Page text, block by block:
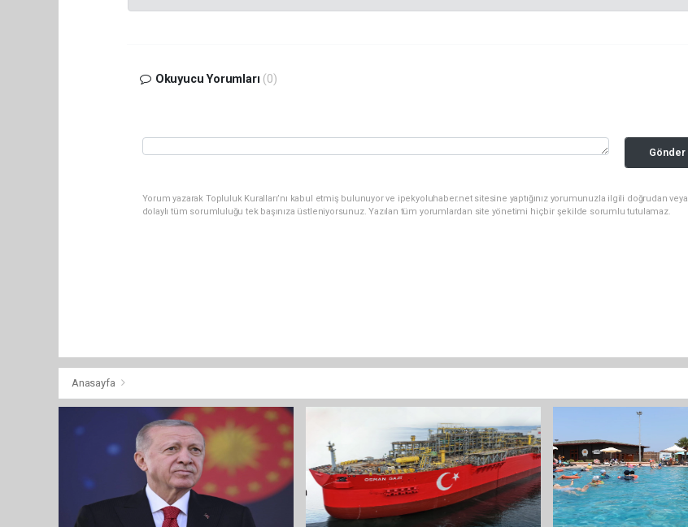
Okuyucu Yorumları (0)
Gönder
Yorum yazarak Topluluk Kuralları’nı kabul etmiş bulunuyor ve ipekyoluhaber.net sitesine yaptığınız yorumunuzla ilgili doğrudan veya
dolaylı tüm sorumluluğu tek başınıza üstleniyorsunuz. Yazılan tüm yorumlardan site yönetimi hiçbir şekilde sorumlu tutulamaz.
Anasayfa